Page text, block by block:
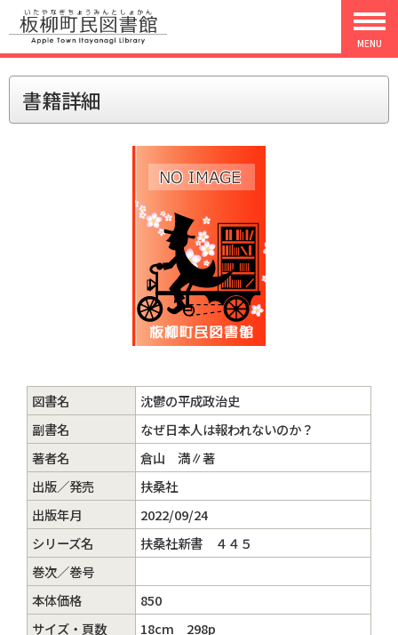
MENU
書籍詳細
図書名
沈鬱の平成政治史
副書名
なぜ日本人は報われないのか？
著者名
倉山 満∥著
出版／発売
扶桑社
出版年月
2022/09/24
シリーズ名
扶桑社新書 ４４５
巻次／巻号
本体価格
850
サイズ・頁数
18cm 298p